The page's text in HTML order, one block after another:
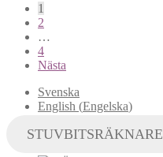
1
2
…
4
Nästa
Svenska
English (Engelska)
STUVBITSRÄKNARE